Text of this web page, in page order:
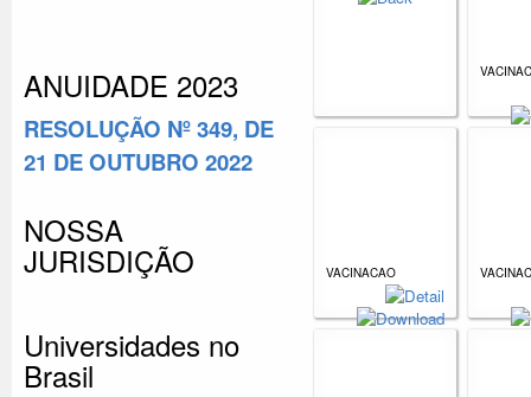
ANUIDADE 2023
RESOLUÇÃO Nº 349, DE
21 DE OUTUBRO 2022
NOSSA
JURISDIÇÃO
Universidades no
Brasil
VACINACAO